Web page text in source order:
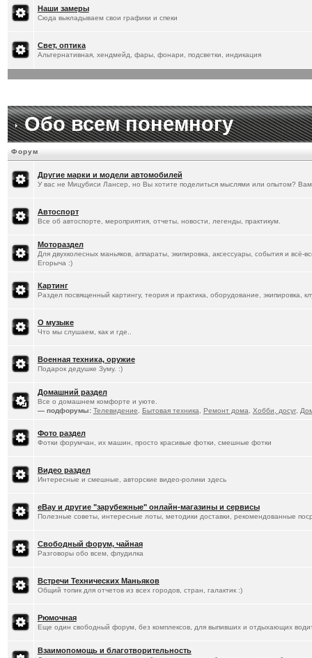
[20.1.2026]Titus:
Наши замеры
Сюда выкладываем свои графики и спеки
Свет, оптика
Альтернативная, хендмейд, фары, фонари, подсветки, индикация
Обо всем понемногу
Форум
Другие марки и модели автомобилей
У вас не Мицубиси Лансер, но Вы хотите поделиться мыслями или опытом?
Автоспорт
Все об автоспорте, мероприятия, отчеты, новости, легенды, практикум.
Мотораздел
Для двухколесных маньяков, аппараты, экипировка, аксессуары, события и всё-
Егорыча :)
Картинг
Раздел посвященный картингу, теория и практика, оборудование, экипировка,
О музыке
Что мы слушаем, как и где..
Военная техника, оружие
Подарок дедушке Зуму. :)
Домашний раздел
Все о домашнем комфорте и уюте.
— подфорумы: Телевидение Бытовая техника Ремонт дома Хобби, досуг,
Фото раздел
Фотки форумчан, их машин, просто красивые фотки, смешные фотки
Видео раздел
Интересные и смешные, авторские видео-ролики здесь
eBay и другие "зарубежные" онлайн-магазины и сервисы
Полезные советы, интересные лоты, методики доставки, рекомендованные
Свободный форум, чайная
Разговоры обо всем, флудилка
Встречи Технических Маньяков
Общий топик для отчетов из всех городов, стран, галактик :)
Рюмочная
Еще один свободный форум, без комплексов, для выпивших и отдыхающих
Взаимопомощь и благотворительность